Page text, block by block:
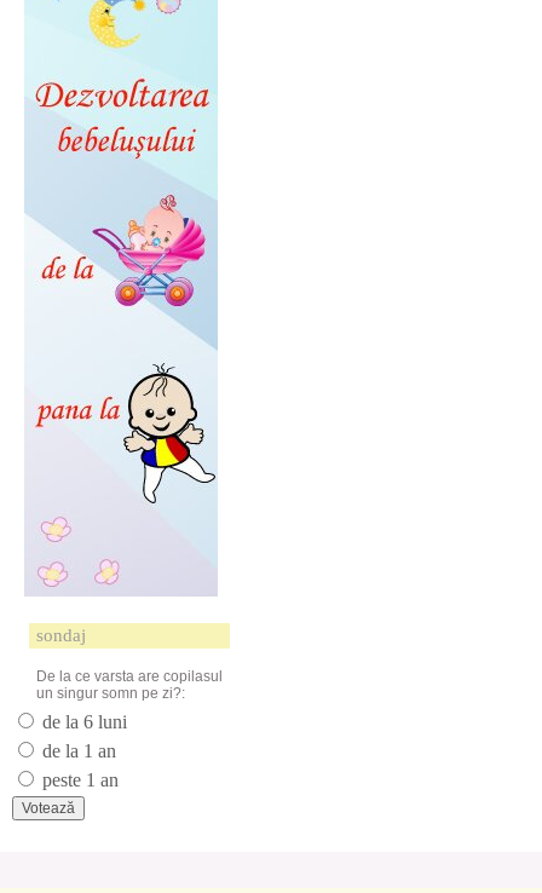
sondaj
De la ce varsta are copilasul
un singur somn pe zi?:
de la 6 luni
de la 1 an
peste 1 an